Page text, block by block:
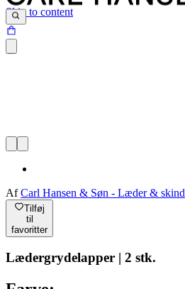
Skip to content
AfCarl Hansen & Søn - Læder & skind
Tilføj
til
favoritter
Lædergrydelapper | 2 stk.